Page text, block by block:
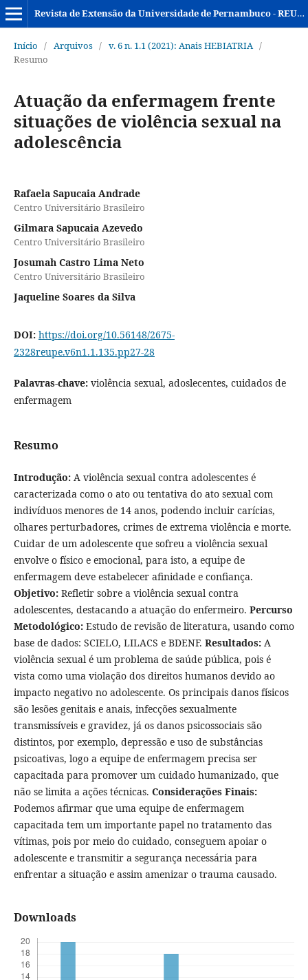
Revista de Extensão da Universidade de Pernambuco - REUPE
Início / Arquivos / v. 6 n. 1.1 (2021): Anais HEBIATRIA /
Resumo
Atuação da enfermagem frente
situações de violência sexual na
adolescência
Rafaela Sapucaia Andrade
Centro Universitário Brasileiro
Gilmara Sapucaia Azevedo
Centro Universitário Brasileiro
Josumah Castro Lima Neto
Centro Universitário Brasileiro
Jaqueline Soares da Silva
DOI: https://doi.org/10.56148/2675-
2328reupe.v6n1.1.135.pp27-28
Palavras-chave: violência sexual, adoslecentes, cuidados de
enfermagem
Resumo
Introdução:A violência sexual contra adolescentes é
caracterizada como o ato ou tentativa do ato sexual com
indivíduos menores de 14 anos, podendo incluir carícias,
olhares perturbadores, crimes de extrema violência e morte.
Cuidar de um adolescente que sofreu a violência sexual
envolve o físico e emocional, para isto, a equipe de
enfermagem deve estabelecer afinidade e confiança.
Objetivo:Refletir sobre a violência sexual contra
adolescentes, destacando a atuação do enfermeiro. Percurso
Metodológico:Estudo de revisão de literatura, usando como
base de dados: SCIELO, LILACS e BDENF. Resultados:A
violência sexual é um problema de saúde pública, pois é
vista como uma violação dos direitos humanos devido ao
impacto negativo no adolescente. Os principais danos físicos
são lesões genitais e anais, infecções sexualmente
transmissíveis e gravidez, já os danos psicossociais são
distintos, por exemplo, depressão e uso de substâncias
psicoativas, logo a equipe de enfermagem precisa ser
capacitada para promover um cuidado humanizado, que
não se limita a ações técnicas. Considerações Finais:
Podemos afirmar que uma equipe de enfermagem
capacitada tem um importante papel no tratamento das
vítimas, pois por meio do cuidado, conseguem apoiar o
adolescente e transmitir a segurança necessária para
enfrentar a situação e assim amenizar o trauma causado.
Downloads